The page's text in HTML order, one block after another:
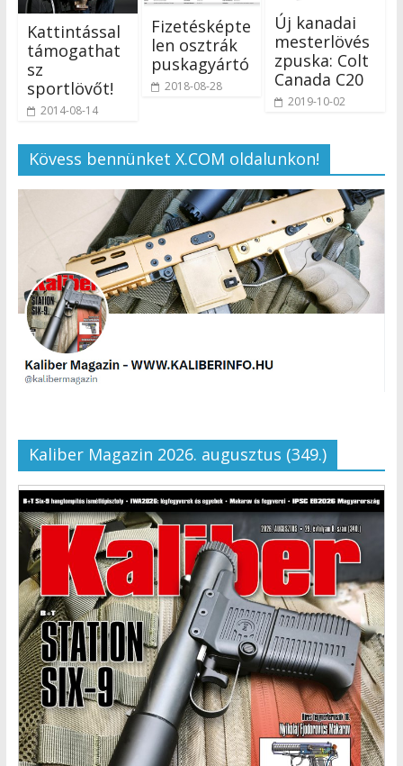
Kattintással
támogathat
sz
sportlövőt!
2014-08-14
Fizetésképte
len osztrák
puskagyártó
2018-08-28
Új kanadai
mesterlövés
zpuska: Colt
Canada C20
2019-10-02
Kövess bennünket X.COM oldalunkon!
Kaliber Magazin 2026. augusztus (349.)